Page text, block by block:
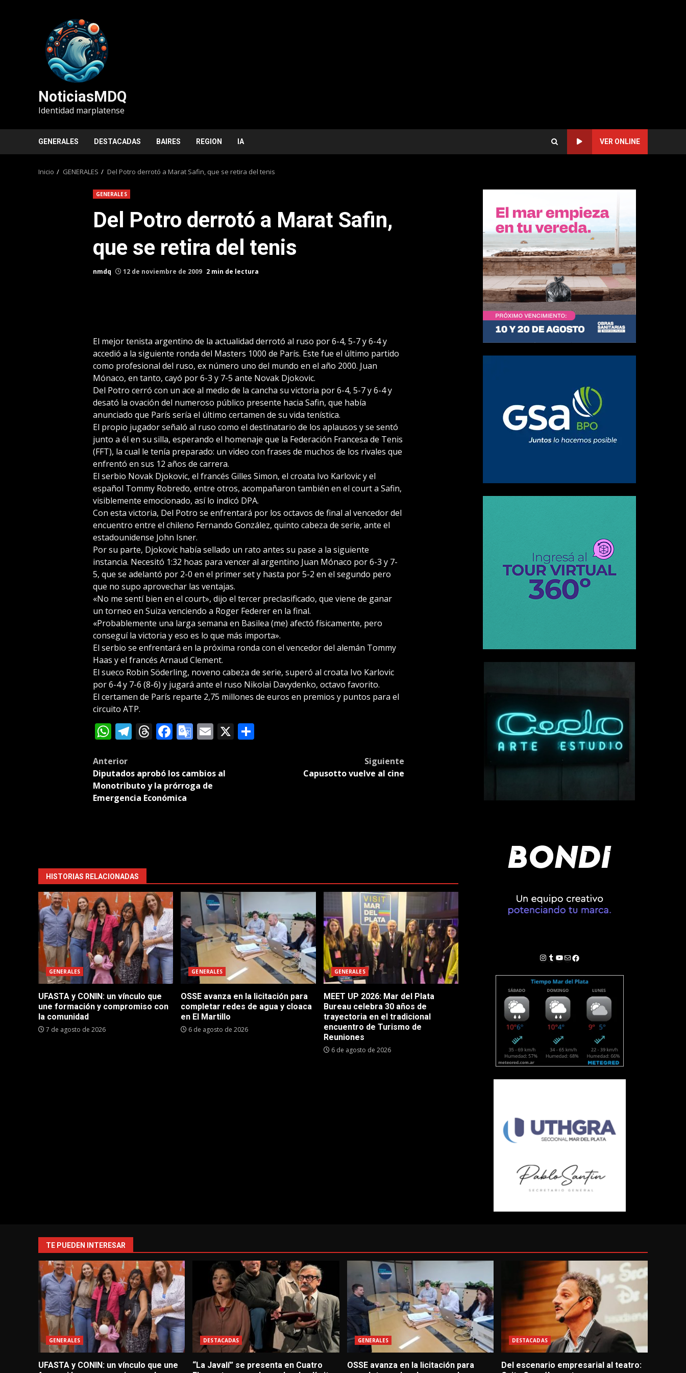
NoticiasMDQ
Identidad marplatense
GENERALES DESTACADAS BAIRES REGION IA VER ONLINE
Inicio GENERALES Del Potro derrotó a Marat Safin, que se retira del tenis
GENERALES
Del Potro derrotó a Marat Safin,
que se retira del tenis
nmdq 12 de noviembre de 2009 2 min de lectura
El mejor tenista argentino de la actualidad derrotó al ruso por 6-4, 5-7 y 6-4 y
accedió a la siguiente ronda del Masters 1000 de París. Este fue el último partido
como profesional del ruso, ex número uno del mundo en el año 2000. Juan
Mónaco, en tanto, cayó por 6-3 y 7-5 ante Novak Djokovic.
Del Potro cerró con un ace al medio de la cancha su victoria por 6-4, 5-7 y 6-4 y
desató la ovación del numeroso público presente hacia Safin, que había
anunciado que París sería el último certamen de su vida tenística.
El propio jugador señaló al ruso como el destinatario de los aplausos y se sentó
junto a él en su silla, esperando el homenaje que la Federación Francesa de Tenis
(FFT), la cual le tenía preparado: un video con frases de muchos de los rivales que
enfrentó en sus 12 años de carrera.
El serbio Novak Djokovic, el francés Gilles Simon, el croata Ivo Karlovic y el
español Tommy Robredo, entre otros, acompañaron también en el court a Safin,
visiblemente emocionado, así lo indicó DPA.
Con esta victoria, Del Potro se enfrentará por los octavos de final al vencedor del
encuentro entre el chileno Fernando González, quinto cabeza de serie, ante el
estadounidense John Isner.
Por su parte, Djokovic había sellado un rato antes su pase a la siguiente
instancia. Necesitó 1:32 hoas para vencer al argentino Juan Mónaco por 6-3 y 7-
5, que se adelantó por 2-0 en el primer set y hasta por 5-2 en el segundo pero
que no supo aprovechar las ventajas.
«No me sentí bien en el court», dijo el tercer preclasificado, que viene de ganar
un torneo en Suiza venciendo a Roger Federer en la final.
«Probablemente una larga semana en Basilea (me) afectó físicamente, pero
conseguí la victoria y eso es lo que más importa».
El serbio se enfrentará en la próxima ronda con el vencedor del alemán Tommy
Haas y el francés Arnaud Clement.
El sueco Robin Söderling, noveno cabeza de serie, superó al croata Ivo Karlovic
por 6-4 y 7-6 (8-6) y jugará ante el ruso Nikolai Davydenko, octavo favorito.
El certamen de París reparte 2,75 millones de euros en premios y puntos para el
circuito ATP.
WhatsApp
Telegram
Threads
Facebook
Google
Email
X Compartir
Post
navigation
Anterior
Diputados aprobó los cambios al
Monotributo y la prórroga de
Emergencia Económica
Siguiente
Capusotto vuelve al cine
HISTORIAS RELACIONADAS
GENERALES
UFASTA y CONIN: un vínculo que
une formación y compromiso con
la comunidad
7 de agosto de 2026
GENERALES
OSSE avanza en la licitación para
completar redes de agua y cloaca
en El Martillo
6 de agosto de 2026
GENERALES
MEET UP 2026: Mar del Plata
Bureau celebra 30 años de
trayectoria en el tradicional
encuentro de Turismo de
Reuniones
6 de agosto de 2026
Instagram
Tumblr
YouTube
Correo electrónico
Facebook
TE PUEDEN INTERESAR
GENERALES
UFASTA y CONIN: un vínculo que une
DESTACADAS
“La Javalí” se presenta en Cuatro
GENERALES
OSSE avanza en la licitación para
DESTACADAS
Del escenario empresarial al teatro: